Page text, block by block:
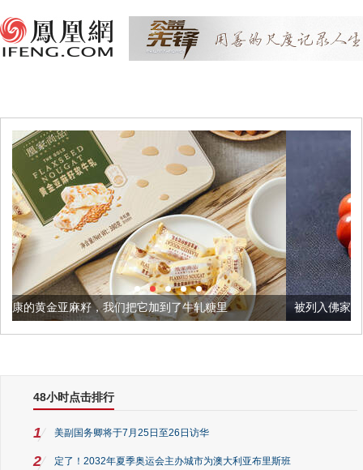
们把它加到了牛轧糖里 被列入佛家七宝的它到底有多美？
48小时点击排行
1 美副国务卿将于7月25日至26日访华
2 定了！2032年夏季奥运会主办城市为澳大利亚布里斯班